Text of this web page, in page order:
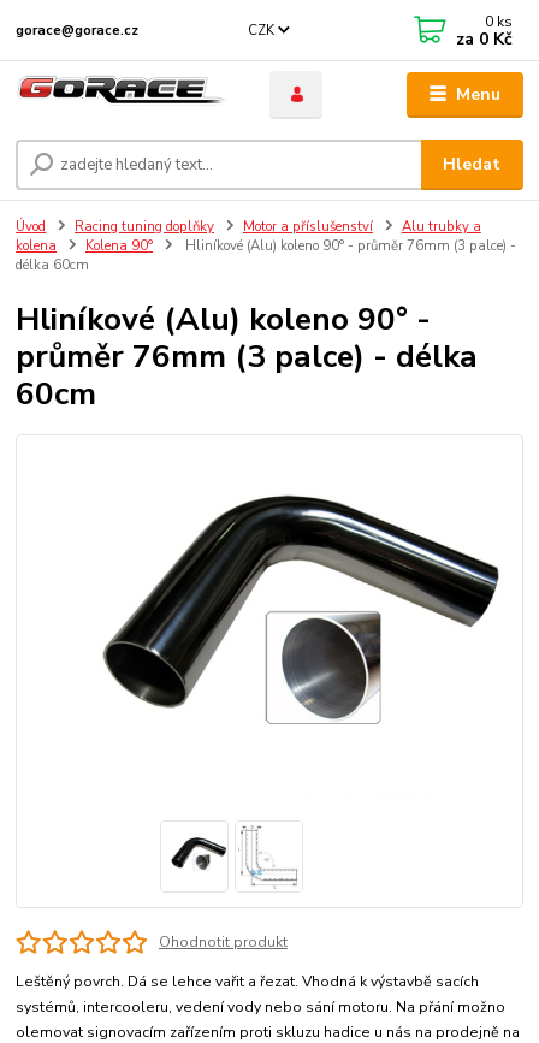
Menu
CZK
Hledat
gorace@gorace.cz 0 ks
za 0 Kč
Úvod Racing tuning doplňky Motor a příslušenství
Alu trubky a
kolena
Kolena 90°
Hliníkové (Alu) koleno 90° - průměr 76mm (3 palce) -
délka 60cm
Hliníkové (Alu) koleno 90° -
průměr 76mm (3 palce) - délka
60cm
Ohodnotit produkt
Leštěný povrch. Dá se lehce vařit a řezat. Vhodná k výstavbě sacích
systémů, intercooleru, vedení vody nebo sání motoru. Na přání možno
olemovat signovacím zařízením proti skluzu hadice u nás na prodejně na